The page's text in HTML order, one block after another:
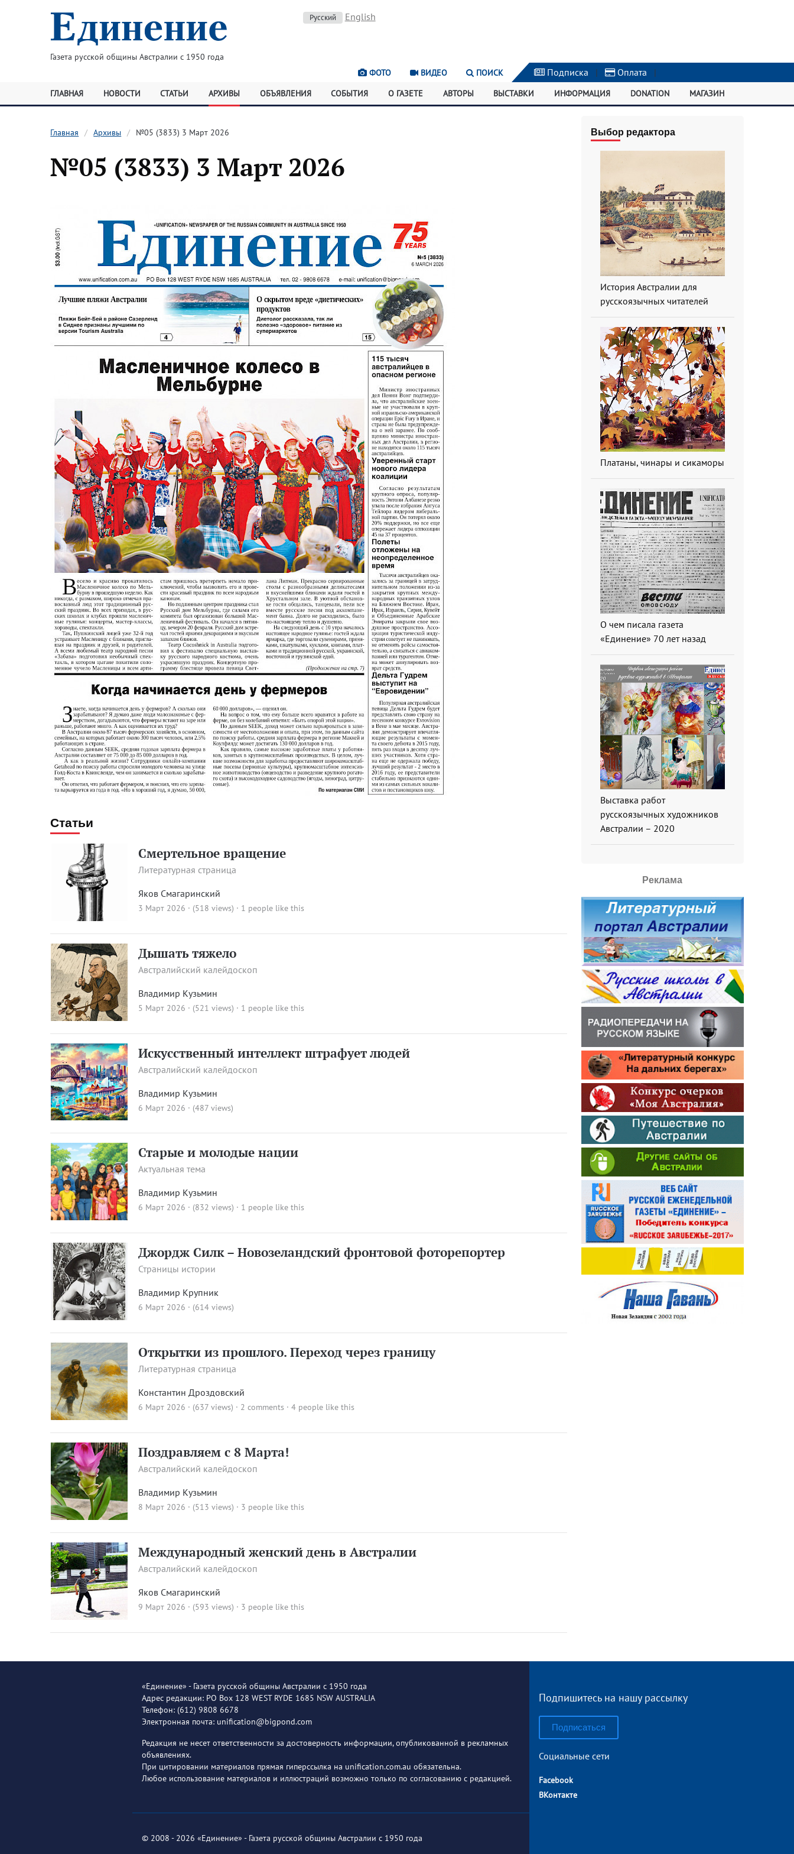
Газета русской общины Австралии с 1950 года
Русский English
ФОТО ВИДЕО ПОИСК Подписка | Оплата |
ГЛАВНАЯ НОВОСТИ СТАТЬИ АРХИВЫ ОБЪЯВЛЕНИЯ СОБЫТИЯ О ГАЗЕТЕ АВТОРЫ ВЫСТАВКИ ИНФОРМАЦИЯ DONATION МАГАЗИН
Главная Архивы №05 (3833) 3 Март 2026
№05 (3833) 3 Март 2026
Статьи
Смертельное вращение
Литературная страница
Яков Смагаринский
3 Март 2026 · (518 views) · 1 people like this
Дышать тяжело
Австралийский калейдоскоп
Владимир Кузьмин
5 Март 2026 · (521 views) · 1 people like this
Искусственный интеллект штрафует людей
Австралийский калейдоскоп
Владимир Кузьмин
6 Март 2026 · (487 views)
Старые и молодые нации
Актуальная тема
Владимир Кузьмин
6 Март 2026 · (832 views) · 1 people like this
Джордж Силк – Новозеландский фронтовой фоторепортер
Страницы истории
Владимир Крупник
6 Март 2026 · (614 views)
Открытки из прошлого. Переход через границу
Литературная страница
Константин Дроздовский
6 Март 2026 · (637 views) · 2 comments · 4 people like this
Поздравляем с 8 Марта!
Австралийский калейдоскоп
Владимир Кузьмин
8 Март 2026 · (513 views) · 3 people like this
Международный женский день в Австралии
Австралийский калейдоскоп
Яков Смагаринский
9 Март 2026 · (593 views) · 3 people like this
Выбор редактора
История Австралии для
русскоязычных читателей
Платаны, чинары и сикаморы
О чем писала газета
«Единение» 70 лет назад
Выставка работ
русскоязычных художников
Австралии – 2020
Реклама
«Единение» - Газета русской общины Австралии с 1950 года
Адрес редакции: PO Box 128 WEST RYDE 1685 NSW AUSTRALIA
Телефон: (612) 9808 6678
Электронная почта: unification@bigpond.com
Редакция не несет ответственности за достоверность информации, опубликованной в рекламных
объявлениях.
При цитировании материалов прямая гиперссылка на unification.com.au обязательна.
Любое использование материалов и иллюстраций возможно только по согласованию с редакцией.
© 2008 - 2026 «Единение» - Газета русской общины Австралии с 1950 года
Подпишитесь на нашу рассылку
Подписаться
Социальные сети
Facebook
ВКонтакте